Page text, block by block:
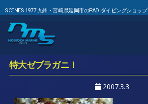
SCENES 1977 九州・宮崎県延岡市のPADIダイビングショップ
特大ゼブラガニ！
2007.3.3